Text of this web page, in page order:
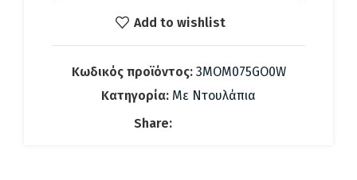
Add to wishlist
Κωδικός προϊόντος: 3MOM075GO0W
Κατηγορία: Με Ντουλάπια
Share: